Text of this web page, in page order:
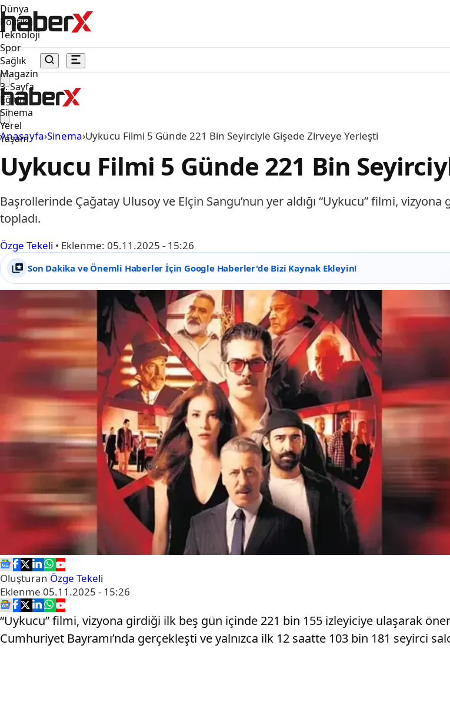
Dünya
Politika
Teknoloji
Spor
Sağlık
Magazin
3. Sayfa
Eğitim
Sinema
Yerel
Yaşam
Anasayfa›Sinema›Uykucu Filmi 5 Günde 221 Bin Seyirciyle Gişede Zirveye Yerleşti
Uykucu Filmi 5 Günde 221 Bin
Başrollerinde Çağatay Ulusoy ve Elçin Sangu’nun yer aldığı “Uykucu” filmi,
topladı.
Özge Tekeli • Eklenme: 05.11.2025 - 15:26
Son Dakika ve Önemli Haberler İçin Google Haberler'de Bizi Kaynak Ekleyin!
Oluşturan Özge Tekeli
Eklenme 05.11.2025 - 15:26
“Uykucu” filmi, vizyona girdiği ilk beş gün içinde 221 bin 155 izleyiciye ulaşarak
Cumhuriyet Bayramı’nda gerçekleşti ve yalnızca ilk 12 saatte 103 bin 181 seyirci